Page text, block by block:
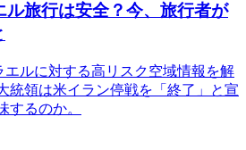
ル旅行は安全？今、旅行者が
エルに対する高リスク空域情報を解
領は米イラン停戦を「終了」と宣
するのか。